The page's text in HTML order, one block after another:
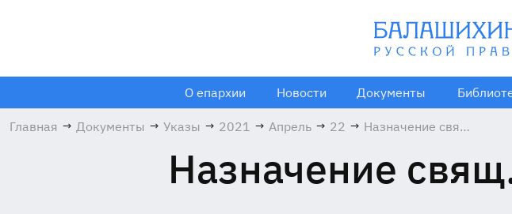
О епархии Новости Документы
Главная → Документы → Указы → 2021 → Апрель → 22 → Назначение свящ.
Депутатова
Назначение